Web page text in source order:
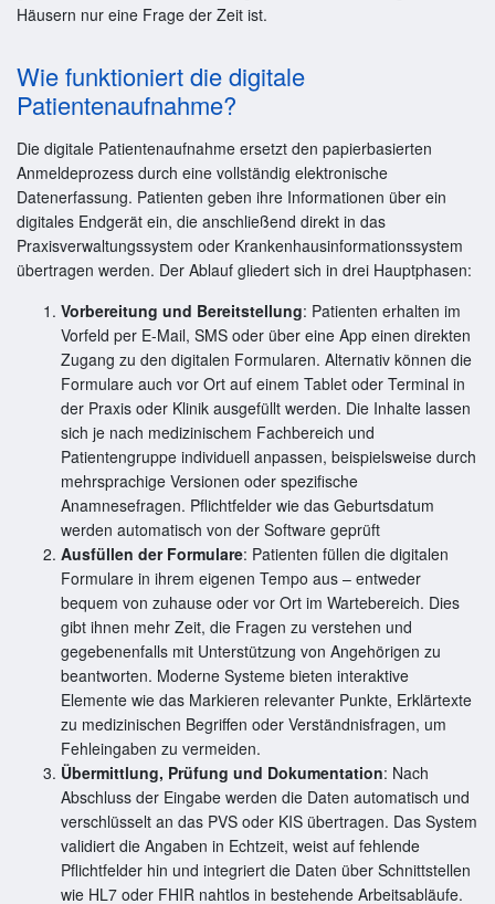
Häusern nur eine Frage der Zeit ist.
Wie funktioniert die digitale
Patientenaufnahme?
Die digitale Patientenaufnahme ersetzt den papierbasierten
Anmeldeprozess durch eine vollständig elektronische
Datenerfassung. Patienten geben ihre Informationen über ein
digitales Endgerät ein, die anschließend direkt in das
Praxisverwaltungssystem oder Krankenhausinformationssystem
übertragen werden. Der Ablauf gliedert sich in drei Hauptphasen:
Vorbereitung und Bereitstellung: Patienten erhalten im
Vorfeld per E-Mail, SMS oder über eine App einen direkten
Zugang zu den digitalen Formularen. Alternativ können die
Formulare auch vor Ort auf einem Tablet oder Terminal in
der Praxis oder Klinik ausgefüllt werden. Die Inhalte lassen
sich je nach medizinischem Fachbereich und
Patientengruppe individuell anpassen, beispielsweise durch
mehrsprachige Versionen oder spezifische
Anamnesefragen. Pflichtfelder wie das Geburtsdatum
werden automatisch von der Software geprüft
Ausfüllen der Formulare: Patienten füllen die digitalen
Formulare in ihrem eigenen Tempo aus – entweder
bequem von zuhause oder vor Ort im Wartebereich. Dies
gibt ihnen mehr Zeit, die Fragen zu verstehen und
gegebenenfalls mit Unterstützung von Angehörigen zu
beantworten. Moderne Systeme bieten interaktive
Elemente wie das Markieren relevanter Punkte, Erklärtexte
zu medizinischen Begriffen oder Verständnisfragen, um
Fehleingaben zu vermeiden.
Übermittlung, Prüfung und Dokumentation: Nach
Abschluss der Eingabe werden die Daten automatisch und
verschlüsselt an das PVS oder KIS übertragen. Das System
validiert die Angaben in Echtzeit, weist auf fehlende
Pflichtfelder hin und integriert die Daten über Schnittstellen
wie HL7 oder FHIR nahtlos in bestehende Arbeitsabläufe.